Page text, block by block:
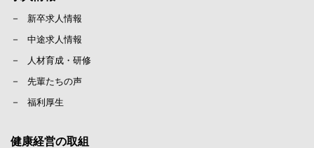
新卒求人情報
中途求人情報
人材育成・研修
先輩たちの声
福利厚生
健康経営の取組